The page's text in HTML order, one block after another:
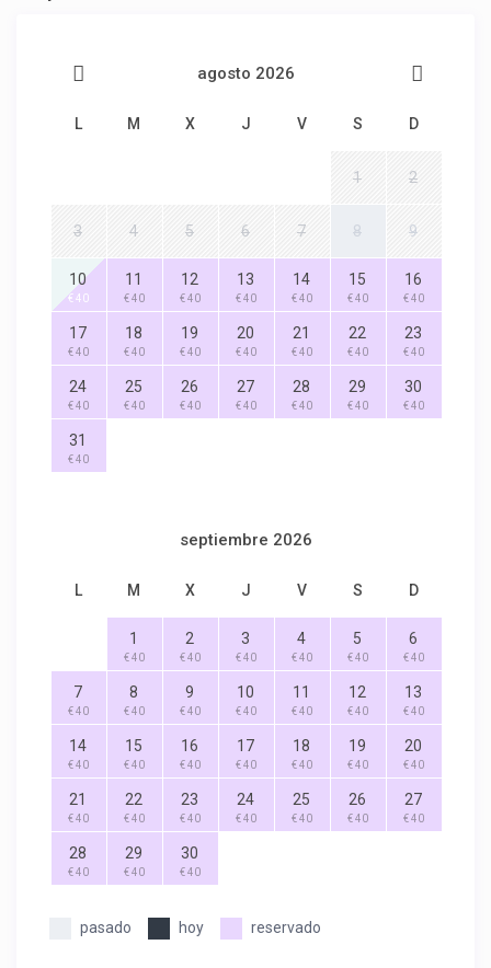
agosto 2026
L M X J V S D
1 2
3 4 5 6 7 8 9
10
€ 40
11
€ 40
12
€ 40
13
€ 40
14
€ 40
15
€ 40
16
€ 40
17
€ 40
18
€ 40
19
€ 40
20
€ 40
21
€ 40
22
€ 40
23
€ 40
24
€ 40
25
€ 40
26
€ 40
27
€ 40
28
€ 40
29
€ 40
30
€ 40
31
€ 40
septiembre 2026
L M X J V S D
1
€ 40
2
€ 40
3
€ 40
4
€ 40
5
€ 40
6
€ 40
7
€ 40
8
€ 40
9
€ 40
10
€ 40
11
€ 40
12
€ 40
13
€ 40
14
€ 40
15
€ 40
16
€ 40
17
€ 40
18
€ 40
19
€ 40
20
€ 40
21
€ 40
22
€ 40
23
€ 40
24
€ 40
25
€ 40
26
€ 40
27
€ 40
28
€ 40
29
€ 40
30
€ 40
pasado hoy reservado